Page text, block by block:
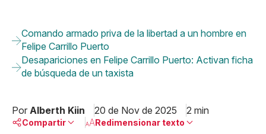
Comando armado priva de la libertad a un hombre en
Felipe Carrillo Puerto
Desapariciones en Felipe Carrillo Puerto: Activan ficha
de búsqueda de un taxista
Por Alberth Kiin 20 de Nov de 2025 2 min
Compartir Redimensionar texto